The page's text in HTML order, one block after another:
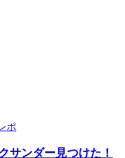
ポ
サンダー見つけた！